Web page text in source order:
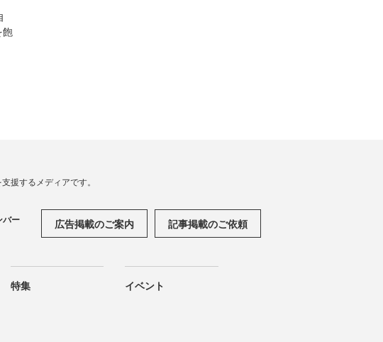
飽
援するメディアです。
バー 広告掲載のご案内 記事掲載のご依頼
特集 イベント